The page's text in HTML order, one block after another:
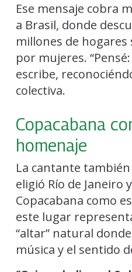
Ese mensaje cobra
a Brasil, donde
millones de hogares
por mujeres.
escribe,
colectiva.
Copacabana
homenaje
La cantante
eligió Río de Janeiro
Copacabana como
este lugar
“altar” natural
música y el sentido